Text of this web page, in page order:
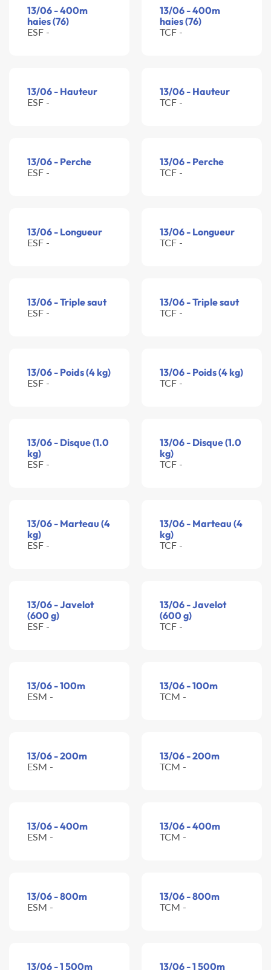
13/06 - 400m
haies (76)
ESF -
13/06 - 400m
haies (76)
TCF -
13/06 - Hauteur
ESF -
13/06 - Hauteur
TCF -
13/06 - Perche
ESF -
13/06 - Perche
TCF -
13/06 - Longueur
ESF -
13/06 - Longueur
TCF -
13/06 - Triple saut
ESF -
13/06 - Triple saut
TCF -
13/06 - Poids (4 kg)
ESF -
13/06 - Poids (4 kg)
TCF -
13/06 - Disque (1.0
kg)
ESF -
13/06 - Disque (1.0
kg)
TCF -
13/06 - Marteau (4
kg)
ESF -
13/06 - Marteau (4
kg)
TCF -
13/06 - Javelot
(600 g)
ESF -
13/06 - Javelot
(600 g)
TCF -
13/06 - 100m
ESM -
13/06 - 100m
TCM -
13/06 - 200m
ESM -
13/06 - 200m
TCM -
13/06 - 400m
ESM -
13/06 - 400m
TCM -
13/06 - 800m
ESM -
13/06 - 800m
TCM -
13/06 - 1 500m 13/06 - 1 500m